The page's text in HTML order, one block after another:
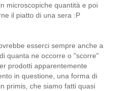
microscopiche quantità e poi
il piatto di una sera :P
esserci sempre anche a
quanta ne occorre o "scorre"
prodotti apparentemente
in questione, una forma di
primis, che siamo fatti quasi